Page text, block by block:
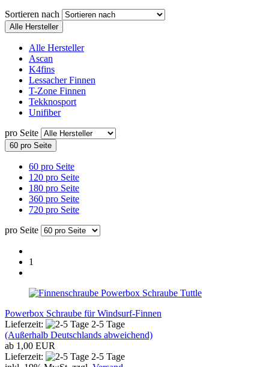
Sortieren nach
Alle Hersteller
Alle Hersteller
Ascan
K4fins
Lessacher Finnen
T-Zone Finnen
Tekknosport
Unifiber
pro Seite
60 pro Seite
60 pro Seite
120 pro Seite
180 pro Seite
360 pro Seite
720 pro Seite
pro Seite
1
Powerbox Schraube für Windsurf-Finnen
Lieferzeit:
2-5 Tage
(Außerhalb Deutschlands abweichend)
ab 1,00 EUR
Lieferzeit:
2-5 Tage